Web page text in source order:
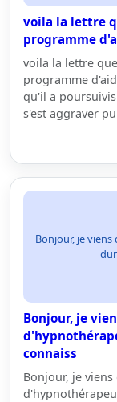
voila la lettre
programme
voila la lettre
programme
qu'il a
s'est aggraver
Bonjour, je
Bonjour, je
connaiss
Bonjour, je